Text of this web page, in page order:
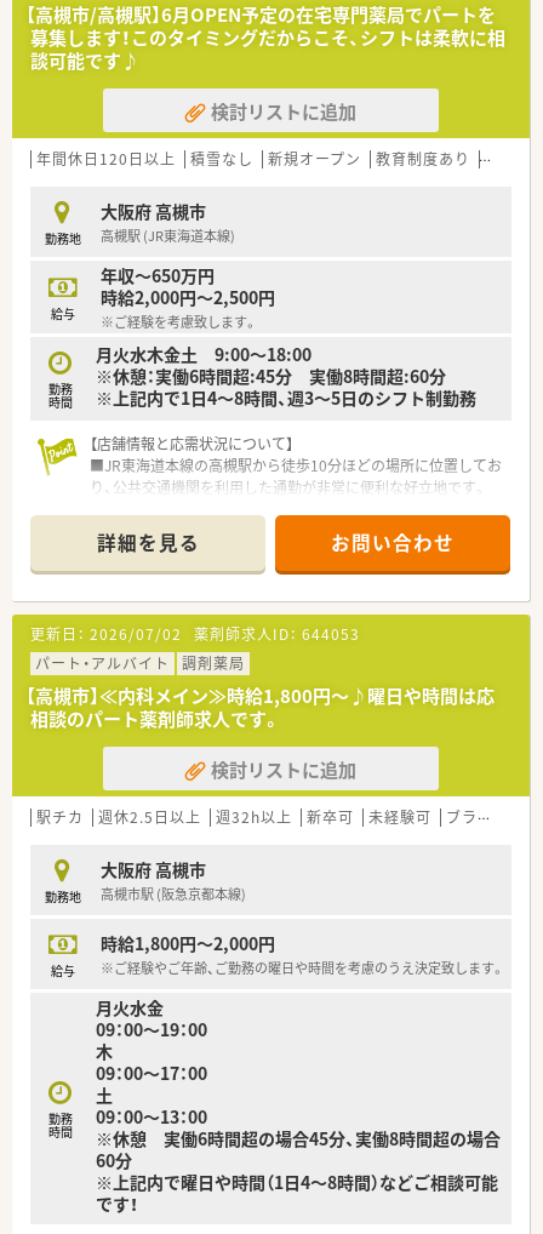
【高槻市/高槻駅】6月OPEN予定の在宅専門薬局でパートを
募集します！このタイミングだからこそ、シフトは柔軟に相
談可能です♪
検討リストに追加
年間休日120日以上 積雪なし 新規オープン 教育制度あり シフト
勤務地
大阪府 高槻市
高槻駅 (JR東海道本線)
給与
年収～650万円
時給2,000円～2,500円
※ご経験を考慮致します。
勤務
時間
月火水木金土 9:00～18:00
※休憩：実働6時間超:45分 実働8時間超:60分
※上記内で1日4～8時間、週3～5日のシフト制勤務
【店舗情報と応需状況について】
■JR東海道本線の高槻駅から徒歩10分ほどの場所に位置してお
り、公共交通機関を利用した通勤が非常に便利な好立地です。
おり、外来対応とは異なる専門性の高い応需状況となっていま
す。
■薬剤師は正社員2名とパート1名の計3名が在籍しており、常時
2名体制を維持することで無理のない業務運営を行っています。
【募集背景と求める人物像について】
■在宅業務の拡大に伴う組織体制強化のための増員募集であり、
現場をリードしていただける経験者の方を急募しております。
■居宅や施設への訪問が中心となるため、普通自動車運転免許を
保有し、運転業務をマストで対応できる方を求めています。
■指示されたことだけでなく、会社への貢献を考えて自ら主体的
に動ける方であれば、年齢を問わず正当に評価される環境です。
【法人特徴について】
ており、地域医療と介護の連携を強みとしている法人です。
■代表自身が現役の薬剤師として現場に立っているため、現場の
課題や意見が経営層にダイレクトに届く風通しの良さがありま
■「会社に貢献する人材には最高の評価と待遇を」という理念を
掲げており、個人の頑張りがしっかりと還元される仕組みです。
詳細を見る お問い合わせ
更新日： 2026/07/02 薬剤師求人ID： 644053
パート・アルバイト
調剤薬局
【高槻市】≪内科メイン≫時給1,800円～♪曜日や時間は応
相談のパート薬剤師求人です。
検討リストに追加
駅チカ 週休2.5日以上 週32h以上 新卒可 未経験可 ブランク可
勤務地
大阪府 高槻市
高槻市駅 (阪急京都本線)
給与
時給1,800円～2,000円
※ご経験やご年齢、ご勤務の曜日や時間を考慮のうえ決定致します。
勤務
時間
月火水金
09：00～19：00
木
09：00～17：00
土
09：00～13：00
※休憩 実働6時間超の場合45分、実働8時間超の場合
60分
※上記内で曜日や時間（1日4～8時間）などご相談可能
です！